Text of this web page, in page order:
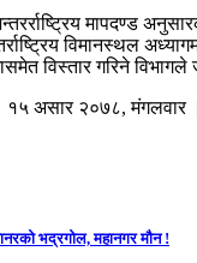
मापदण्ड
विमानस्थल
विस्तार गरिने
१५ असार २०७८, मंगलवार
भद्रगोल, महानगर मौन !